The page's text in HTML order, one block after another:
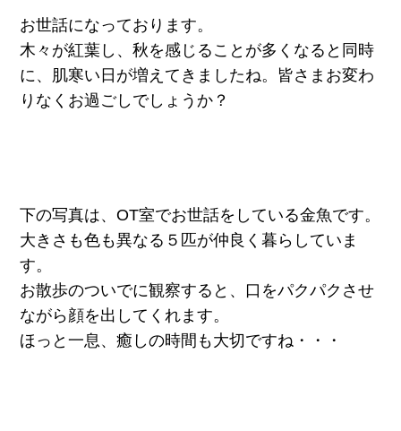
お世話になっております。
木々が紅葉し、秋を感じることが多くなると同時
に、肌寒い日が増えてきましたね。皆さまお変わ
りなくお過ごしでしょうか？
下の写真は、OT室でお世話をしている金魚です。
大きさも色も異なる５匹が仲良く暮らしていま
す。
お散歩のついでに観察すると、口をパクパクさせ
ながら顔を出してくれます。
ほっと一息、癒しの時間も大切ですね・・・